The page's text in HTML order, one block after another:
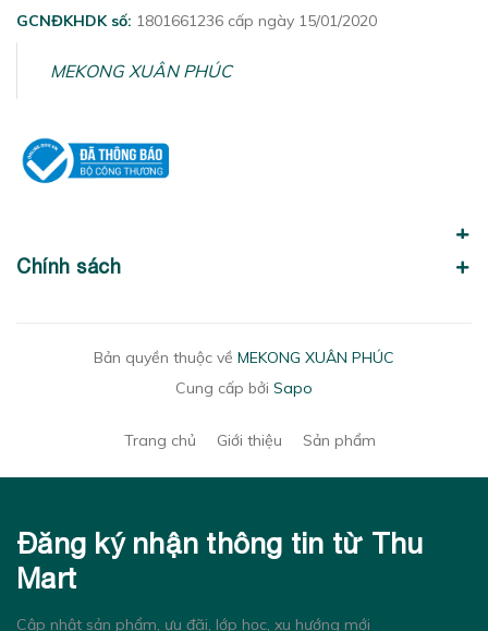
GCNĐKHDK số: 1801661236 cấp ngày 15/01/2020
MEKONG XUÂN PHÚC
Chính sách
Bản quyền thuộc về MEKONG XUÂN PHÚC
Cung cấp bởi Sapo
Trang chủ Giới thiệu Sản phẩm
Đăng ký nhận thông tin từ Thu
Mart
Cập nhật sản phẩm, ưu đãi, lớp học, xu hướng mới